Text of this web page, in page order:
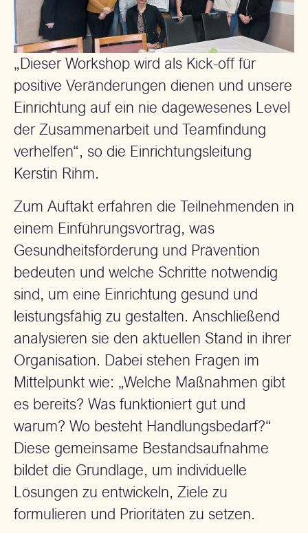
„Dieser Workshop wird als Kick-off für
positive Veränderungen dienen und unsere
Einrichtung auf ein nie dagewesenes Level
der Zusammenarbeit und Teamfindung
verhelfen“, so die Einrichtungsleitung
Kerstin Rihm.
Zum Auftakt erfahren die Teilnehmenden in
einem Einführungsvortrag, was
Gesundheitsförderung und Prävention
bedeuten und welche Schritte notwendig
sind, um eine Einrichtung gesund und
leistungsfähig zu gestalten. Anschließend
analysieren sie den aktuellen Stand in ihrer
Organisation. Dabei stehen Fragen im
Mittelpunkt wie: „Welche Maßnahmen gibt
es bereits? Was funktioniert gut und
warum? Wo besteht Handlungsbedarf?“
Diese gemeinsame Bestandsaufnahme
bildet die Grundlage, um individuelle
Lösungen zu entwickeln, Ziele zu
formulieren und Prioritäten zu setzen.